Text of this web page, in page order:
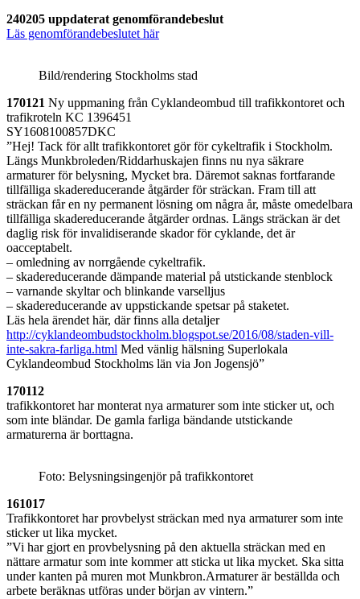
240205 uppdaterat genomförandebeslut
Läs genomförandebeslutet här
Bild/rendering Stockholms stad
170121 Ny uppmaning från Cyklandeombud till trafikkontoret och
trafikroteln KC 1396451
SY1608100857DKC
”Hej! Tack för allt trafikkontoret gör för cykeltrafik i Stockholm.
Längs Munkbroleden/Riddarhuskajen finns nu nya säkrare
armaturer för belysning, Mycket bra. Däremot saknas fortfarande
tillfälliga skadereducerande åtgärder för sträckan. Fram till att
sträckan får en ny permanent lösning om några år, måste omedelbara
tillfälliga skadereducerande åtgärder ordnas. Längs sträckan är det
daglig risk för invalidiserande skador för cyklande, det är
oacceptabelt.
– omledning av norrgående cykeltrafik.
– skadereducerande dämpande material på utstickande stenblock
– varnande skyltar och blinkande varselljus
– skadereducerande av uppstickande spetsar på staketet.
Läs hela ärendet här, där finns alla detaljer
http://cyklandeombudstockholm.blogspot.se/2016/08/staden-vill-
inte-sakra-farliga.html Med vänlig hälsning Superlokala
Cyklandeombud Stockholms län via Jon Jogensjö”
170112
trafikkontoret har monterat nya armaturer som inte sticker ut, och
som inte bländar. De gamla farliga bändande utstickande
armaturerna är borttagna.
Foto: Belysningsingenjör på trafikkontoret
161017
Trafikkontoret har provbelyst sträckan med nya armaturer som inte
sticker ut lika mycket.
”Vi har gjort en provbelysning på den aktuella sträckan med en
nättare armatur som inte kommer att sticka ut lika mycket. Ska sitta
under kanten på muren mot Munkbron.Armaturer är beställda och
arbete beräknas utföras under början av vintern.”